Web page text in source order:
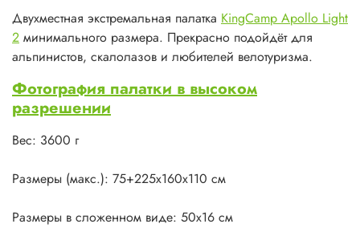
17 колышков из алюминия, 5 строп для укрепленной
растяжки
Проклеенные швы
Юбка с регулировкой
Двухместная экстремальная палатка KingCamp Apollo Light
2 минимального размера. Прекрасно подойдёт для
альпинистов, скалолазов и любителей велотуризма.
Фотография палатки в высоком
разрешении
Вес: 3600 г
Размеры (макс.): 75+225х160х110 см
Размеры в сложенном виде: 50x16 см